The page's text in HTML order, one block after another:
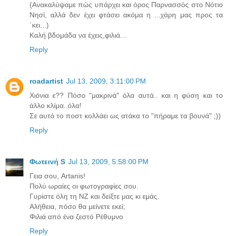
(Ανακαλύψαμε πώς υπάρχει και όρος Παρνασσός στο Νότιο
Νησί, αλλά δεν έχει φτάσει ακόμα η ...χάρη μας προς τα
΄κει...)
Καλή βδομάδα να έχεις,φιλιά...
Reply
roadartist Jul 13, 2009, 3:11:00 PM
Xιόνια ε?? Πόσο "μακρινά" όλα αυτά.. και η φύση και το
άλλο κλίμα..όλα!
Σε αυτό το ποστ κολλάει ως ατάκα το "πήραμε τα βουνά" ;))
Reply
Φωτεινή S Jul 13, 2009, 5:58:00 PM
Γεια σου, Artanis!
Πολύ ωραίες οι φωτογραφίες σου.
Γυρίστε όλη τη ΝΖ και δείξτε μας κι εμάς.
Αλήθεια, πόσο θα μείνετε εκεί;
Φιλιά από ένα ζεστό Ρέθυμνο
Reply